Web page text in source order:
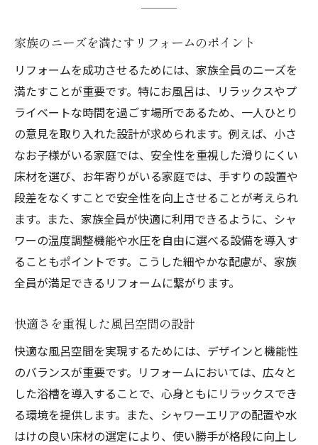
リフォーム計画の初歩を押さえる
鳥取市のリフォーム成功事例から学ぶ
信頼できる施工業者の選び方
予算に合わせたリフォーム計画の立て方
施工前の徹底した事前準備の重要性
スムーズな進行を実現するためのコミュニ
ケーション
鳥取市の風呂リフォームでリラックス空間を実
現
心地よい風呂空間のための色と素材選び
リラクゼーションを促す照明と音響の工夫
自然と調和した風呂空間のデザイン
プライバシーと開放感を両立する設計アイ
デア
家族のニーズを満たすリフォームのポイント
リフォームを成功させるためには、家族全員のニーズを
満たすことが重要です。特にお風呂は、リラックスやプ
ライベートな時間を過ごす場所であるため、一人ひとり
の意見を取り入れた設計が求められます。例えば、小さ
なお子様がいる家庭では、安全性を重視した滑りにくい
床材を選び、お年寄りがいる家庭では、手すりの設置や
段差をなくすことで安全性を向上させることが考えられ
ます。また、家族全員が快適に利用できるように、シャ
ワーの温度調整機能や水圧を自由に選べる設備を導入す
ることもポイントです。こうした細やかな配慮が、家族
全員が満足できるリフォームに繋がります。
快適さを重視した風呂空間の設計
快適な風呂空間を実現するためには、デザインと機能性
のバランスが重要です。リフォームにおいては、広々と
した浴槽を導入することで、心身ともにリラックスでき
る環境を提供します。また、シャワーエリアの配置や水
はけの良い床材の選定により、使い勝手が格段に向上し